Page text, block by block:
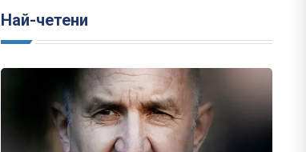
Най-четени